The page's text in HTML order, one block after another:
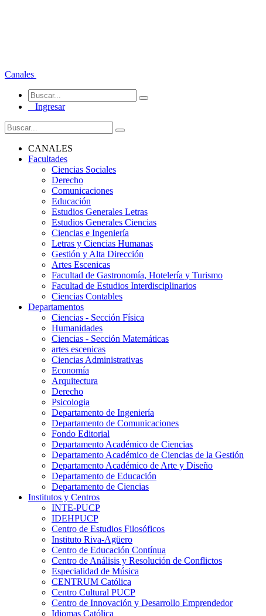
Canales
Ingresar
CANALES
Facultades
Ciencias Sociales
Derecho
Comunicaciones
Educación
Estudios Generales Letras
Estudios Generales Ciencias
Ciencias e Ingeniería
Letras y Ciencias Humanas
Gestión y Alta Dirección
Artes Escenicas
Facultad de Gastronomía, Hotelería y Turismo
Facultad de Estudios Interdisciplinarios
Ciencias Contables
Departamentos
Ciencias - Sección Física
Humanidades
Ciencias - Sección Matemáticas
artes escenicas
Ciencias Administrativas
Economía
Arquitectura
Derecho
Psicologia
Departamento de Ingeniería
Departamento de Comunicaciones
Fondo Editorial
Departamento Académico de Ciencias
Departamento Académico de Ciencias de la Gestión
Departamento Académico de Arte y Diseño
Departamento de Educación
Departamento de Ciencias
Institutos y Centros
INTE-PUCP
IDEHPUCP
Centro de Estudios Filosóficos
Instituto Riva-Agüero
Centro de Educación Contínua
Centro de Análisis y Resolución de Conflictos
Especialidad de Música
CENTRUM Católica
Centro Cultural PUCP
Centro de Innovación y Desarrollo Emprendedor
Idiomas Católica